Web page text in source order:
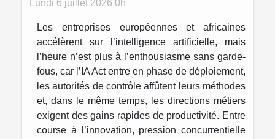
Lundi 6 juillet 2026 0h
Les entreprises européennes et africaines
accélèrent sur l’intelligence artificielle, mais
l’heure n’est plus à l’enthousiasme sans garde-
fous, car l’IA Act entre en phase de déploiement,
les autorités de contrôle affûtent leurs méthodes
et, dans le même temps, les directions métiers
exigent des gains rapides de productivité. Entre
course à l’innovation, pression concurrentielle